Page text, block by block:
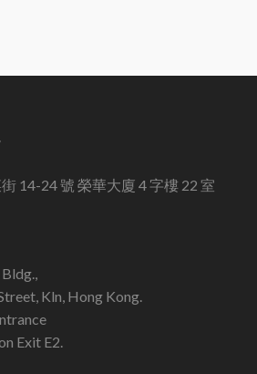
14-24 號 榮華大廈 4 字樓 22 室
Kln, Hong Kong.
Exit E2.